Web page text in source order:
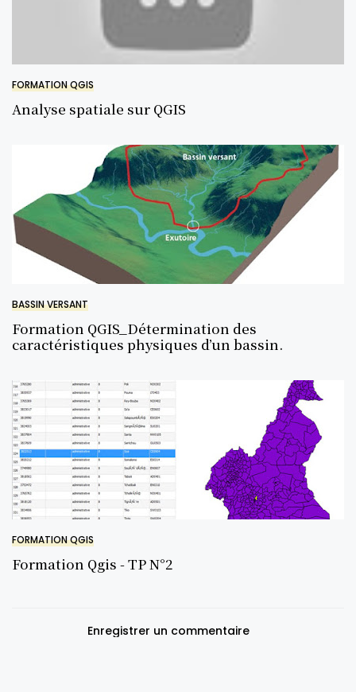
FORMATION QGIS
Analyse spatiale sur QGIS
BASSIN VERSANT
Formation QGIS_Détermination des
caractéristiques physiques d’un bassin.
FORMATION QGIS
Formation Qgis - TP N°2
Enregistrer un commentaire